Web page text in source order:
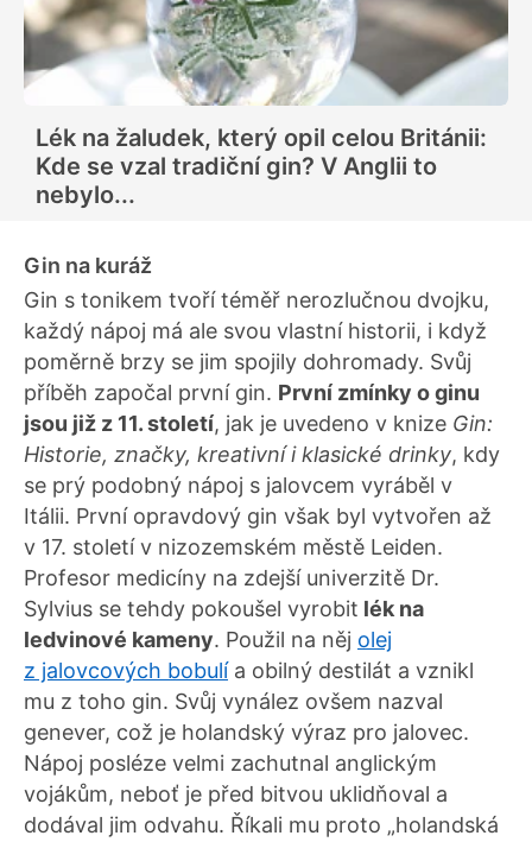
Lék na žaludek, který opil celou Británii:
Kde se vzal tradiční gin? V Anglii to
nebylo...
Gin na kuráž
Gin s tonikem tvoří téměř nerozlučnou dvojku,
každý nápoj má ale svou vlastní historii, i když
poměrně brzy se jim spojily dohromady. Svůj
příběh započal první gin. První zmínky o ginu
jsou již z 11. století, jak je uvedeno v knize Gin:
Historie, značky, kreativní i klasické drinky, kdy
se prý podobný nápoj s jalovcem vyráběl v
Itálii. První opravdový gin však byl vytvořen až
v 17. století v nizozemském městě Leiden.
Profesor medicíny na zdejší univerzitě Dr.
Sylvius se tehdy pokoušel vyrobit lék na
ledvinové kameny. Použil na něj olej
z jalovcových bobulía obilný destilát a vznikl
mu z toho gin. Svůj vynález ovšem nazval
genever, což je holandský výraz pro jalovec.
Nápoj posléze velmi zachutnal anglickým
vojákům, neboť je před bitvou uklidňoval a
dodával jim odvahu. Říkali mu proto „holandská